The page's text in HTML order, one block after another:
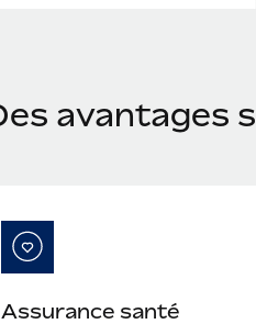
avantages
Assurance santé